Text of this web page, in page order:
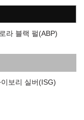
라 블랙 펄(ABP)
이보리 실버(ISG)